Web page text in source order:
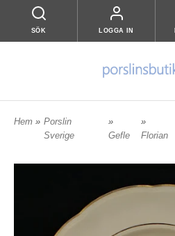
SÖK LOGGA IN
Hem » Porslin
Sverige
»
Gefle
»
Florian